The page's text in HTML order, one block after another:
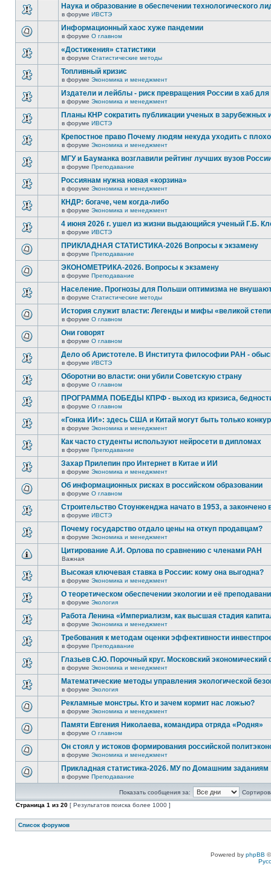
Наука и образование в обеспечении технологического
в форуме ИВСТЭ
Информационный хаос хуже пандемии
в форуме О главном
«Достижения» статистики
в форуме Статистические методы
Топливный кризис
в форуме Экономика и менеджмент
Издатели и лейблы - риск превращения России в хаб
в форуме Экономика и менеджмент
Планы КНР сократить публикации ученых в зарубежных
в форуме ИВСТЭ
Крепостное право Почему людям некуда уходить с
в форуме Экономика и менеджмент
МГУ и Бауманка возглавили рейтинг лучших вузов
в форуме Преподавание
Россиянам нужна новая «корзина»
в форуме Экономика и менеджмент
КНДР: богаче, чем когда-либо
в форуме Экономика и менеджмент
4 июня 2026 г. ушел из жизни выдающийся ученый Г.Б.
в форуме ИВСТЭ
ПРИКЛАДНАЯ СТАТИСТИКА-2026 Вопросы к экзамену
в форуме Преподавание
ЭКОНОМЕТРИКА-2026. Вопросы к экзамену
в форуме Преподавание
Население. Прогнозы для Польши оптимизма не
в форуме Статистические методы
История служит власти: Легенды и мифы «великой
в форуме О главном
Они говорят
в форуме О главном
Дело об Аристотеле. В Института философии РАН -
в форуме ИВСТЭ
Оборотни во власти: они убили Советскую страну
в форуме О главном
ПРОГРАММА ПОБЕДЫ КПРФ - выход из кризиса,
в форуме О главном
«Гонка ИИ»: здесь США и Китай могут быть только
в форуме Экономика и менеджмент
Как часто студенты используют нейросети в дипломах
в форуме Преподавание
Захар Прилепин про Интернет в Китае и ИИ
в форуме Экономика и менеджмент
Об информационных рисках в российском образовании
в форуме О главном
Строительство Стоунженджа начато в 1953, а закончено
в форуме ИВСТЭ
Почему государство отдало цены на откуп продавцам?
в форуме Экономика и менеджмент
Цитирование А.И. Орлова по сравнению с членами РАН
Важная
Высокая ключевая ставка в России: кому она выгодна?
в форуме Экономика и менеджмент
О теоретическом обеспечении экологии и её
в форуме Экология
Работа Ленина «Империализм, как высшая стадия
в форуме Экономика и менеджмент
Требования к методам оценки эффективности
в форуме Преподавание
Глазьев С.Ю. Порочный круг. Московский
в форуме Экономика и менеджмент
Математические методы управления экологической
в форуме Экология
Рекламные монстры. Кто и зачем кормит нас ложью?
в форуме Экономика и менеджмент
Памяти Евгения Николаева, командира отряда «Родня»
в форуме О главном
Он стоял у истоков формирования российской
в форуме Экономика и менеджмент
Прикладная статистика-2026. МУ по Домашним заданиям
в форуме Преподавание
Показать сообщения за:
Страница 1 из 20 [ Результатов поиска более 1000 ]
Список форумов
Powered by phpBB